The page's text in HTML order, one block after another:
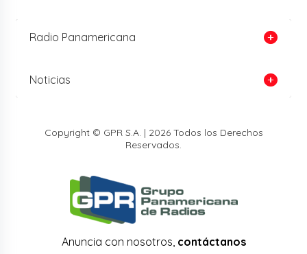
Radio Panamericana
Noticias
Copyright © GPR S.A. | 2026 Todos los Derechos
Reservados.
Anuncia con nosotros, contáctanos